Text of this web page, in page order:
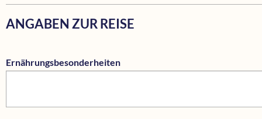
ANGABEN ZUR REISE
Ernährungsbesonderheiten